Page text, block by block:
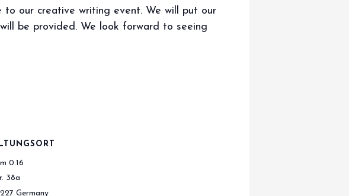
our creative writing event. We will put our
be provided. We look forward to seeing
0.16
38a
Germany